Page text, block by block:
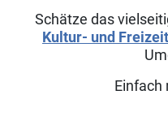
Schätze das
Kultur- und
Einfach